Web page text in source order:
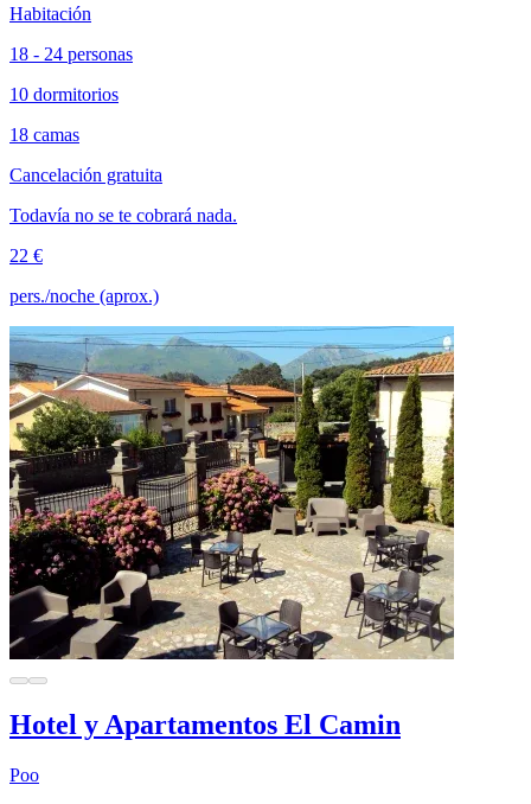
Habitación
18 - 24 personas
10 dormitorios
18 camas
Cancelación gratuita
Todavía no se te cobrará nada.
22 €
pers./noche (aprox.)
Hotel y Apartamentos El Camin
Poo